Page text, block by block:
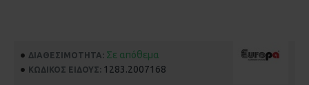
ΔΙΑΘΕΣΙΜΌΤΗΤΑ: Σε απόθεμα
ΚΩΔΙΚΌΣ ΕΊΔΟΥΣ: 1283.2007168